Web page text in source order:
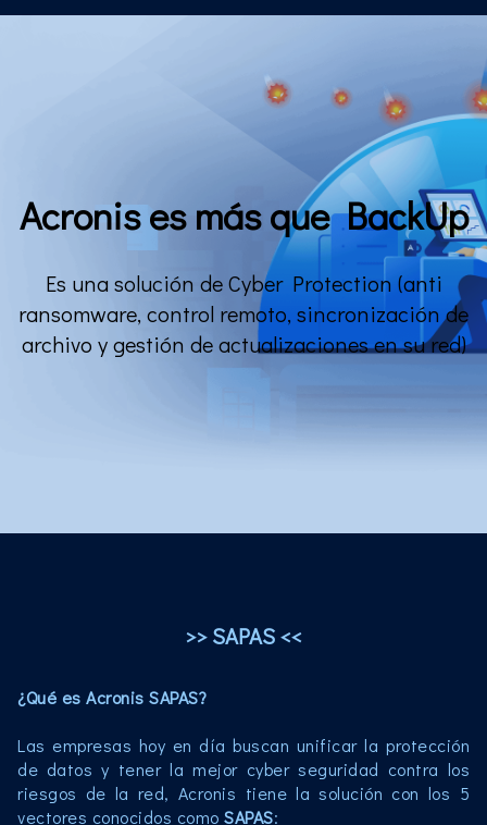
Acronis es más que BackUp
Es una solución de Cyber Protection (anti
ransomware, control remoto, sincronización de
archivo y gestión de actualizaciones en su red)
>> SAPAS <<
¿Qué es Acronis SAPAS?
Las empresas hoy en día buscan unificar la protección
de datos y tener la mejor cyber seguridad contra los
riesgos de la red, Acronis tiene la solución con los 5
vectores conocidos como SAPAS: